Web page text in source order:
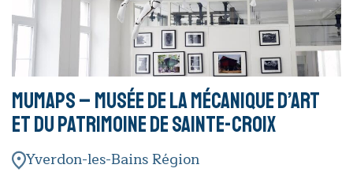
MuMAPS – Musée de la Mécanique d’Art
et du Patrimoine de Sainte-Croix
Yverdon-les-Bains Région